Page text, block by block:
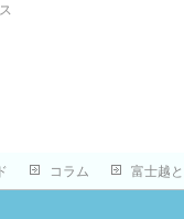
コラム 富士越